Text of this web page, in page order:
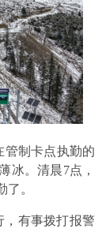
管制卡点执勤的
冰。清晨7点，
。
，有事拨打报警